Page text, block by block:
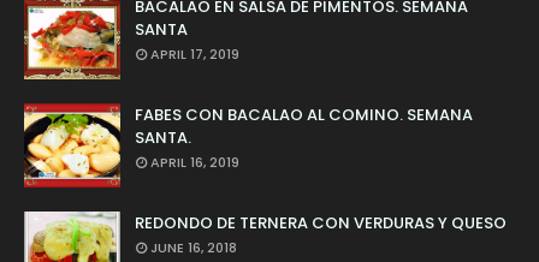
BACALAO EN SALSA DE PIMENTOS. SEMANA
SANTA
APRIL 17, 2019
FABES CON BACALAO AL COMINO. SEMANA
SANTA.
APRIL 16, 2019
REDONDO DE TERNERA CON VERDURAS Y QUESO
JUNE 16, 2018